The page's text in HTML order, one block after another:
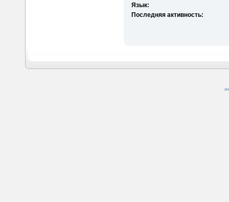
Язык:
Последняя активность: